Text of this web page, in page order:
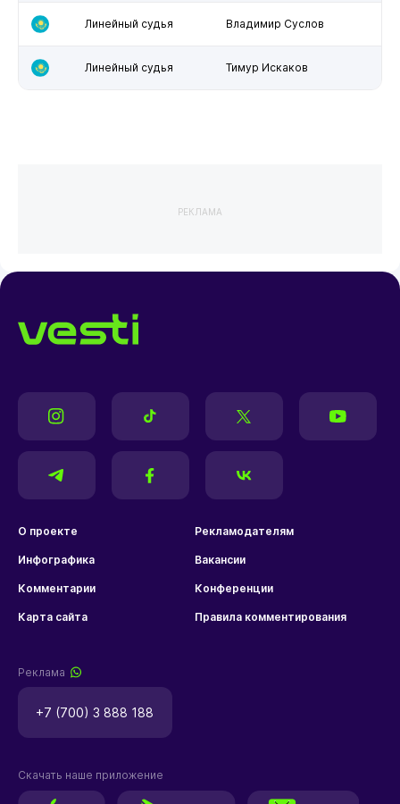
Линейный судья Владимир Суслов
Линейный судья Тимур Искаков
РЕКЛАМА
О проекте Рекламодателям
Инфографика Вакансии
Комментарии Конференции
Карта сайта Правила комментирования
Реклама
+7 (700) 3 888 188
Скачать наше приложение